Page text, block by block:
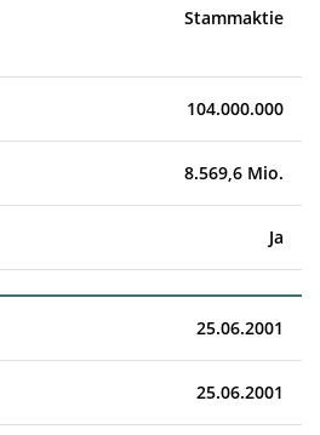
Stammaktie
104.000.000
8.569,6 Mio.
Ja
25.06.2001
25.06.2001